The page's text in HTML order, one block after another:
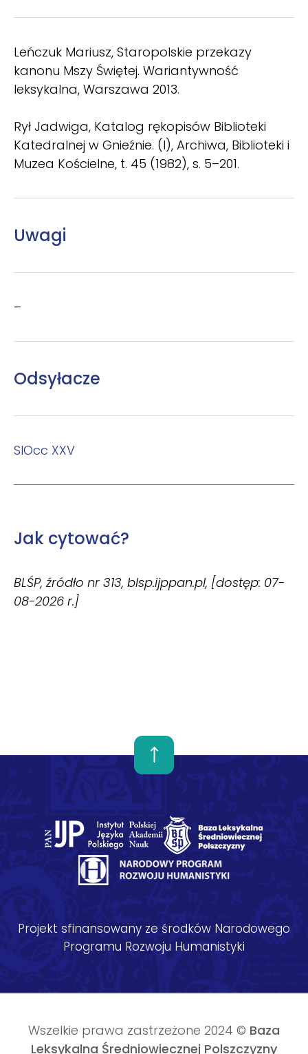
Leńczuk Mariusz, Staropolskie przekazy
kanonu Mszy Świętej. Wariantywność
leksykalna, Warszawa 2013.
Rył Jadwiga, Katalog rękopisów Biblioteki
Katedralnej w Gnieźnie. (I), Archiwa, Biblioteki i
Muzea Kościelne, t. 45 (1982), s. 5–201.
Uwagi
–
Odsyłacze
SlOcc XXV
Jak cytować?
BLŚP, źródło nr 313, blsp.ijppan.pl, [dostęp: 07-
08-2026 r.]
Projekt sfinansowany ze środków Narodowego
Programu Rozwoju Humanistyki
Wszelkie prawa zastrzeżone 2024 © Baza
Leksykalna Średniowiecznej Polszczyzny